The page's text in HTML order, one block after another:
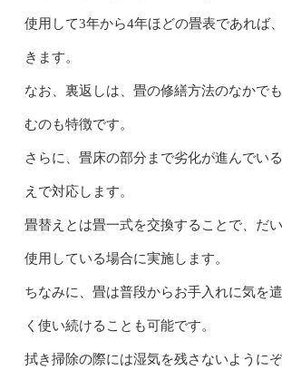
使用して3年から4年ほどの畳表であれば
きます。
なお、裏返しは、畳の修繕方法のなかで
むのも特徴です。
さらに、畳床の部分まで劣化が進んでい
えで対応します。
畳替えとは畳一式を交換することで、だ
使用している場合に実施します。
ちなみに、畳は普段からお手入れに気を
く使い続けることも可能です。
拭き掃除の際には湿気を残さないように